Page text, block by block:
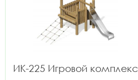
ИК-225 Игровой комплекс